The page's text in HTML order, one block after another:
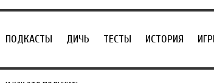
ПОДКАСТЫ ДИЧЬ ТЕСТЫ ИСТОРИЯ